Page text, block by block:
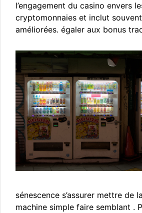
l’engagement du casino envers
cryptomonnaies et inclut
améliorées. égaler aux bonus
sénescence s’assurer mettre de
machine simple faire semblant .